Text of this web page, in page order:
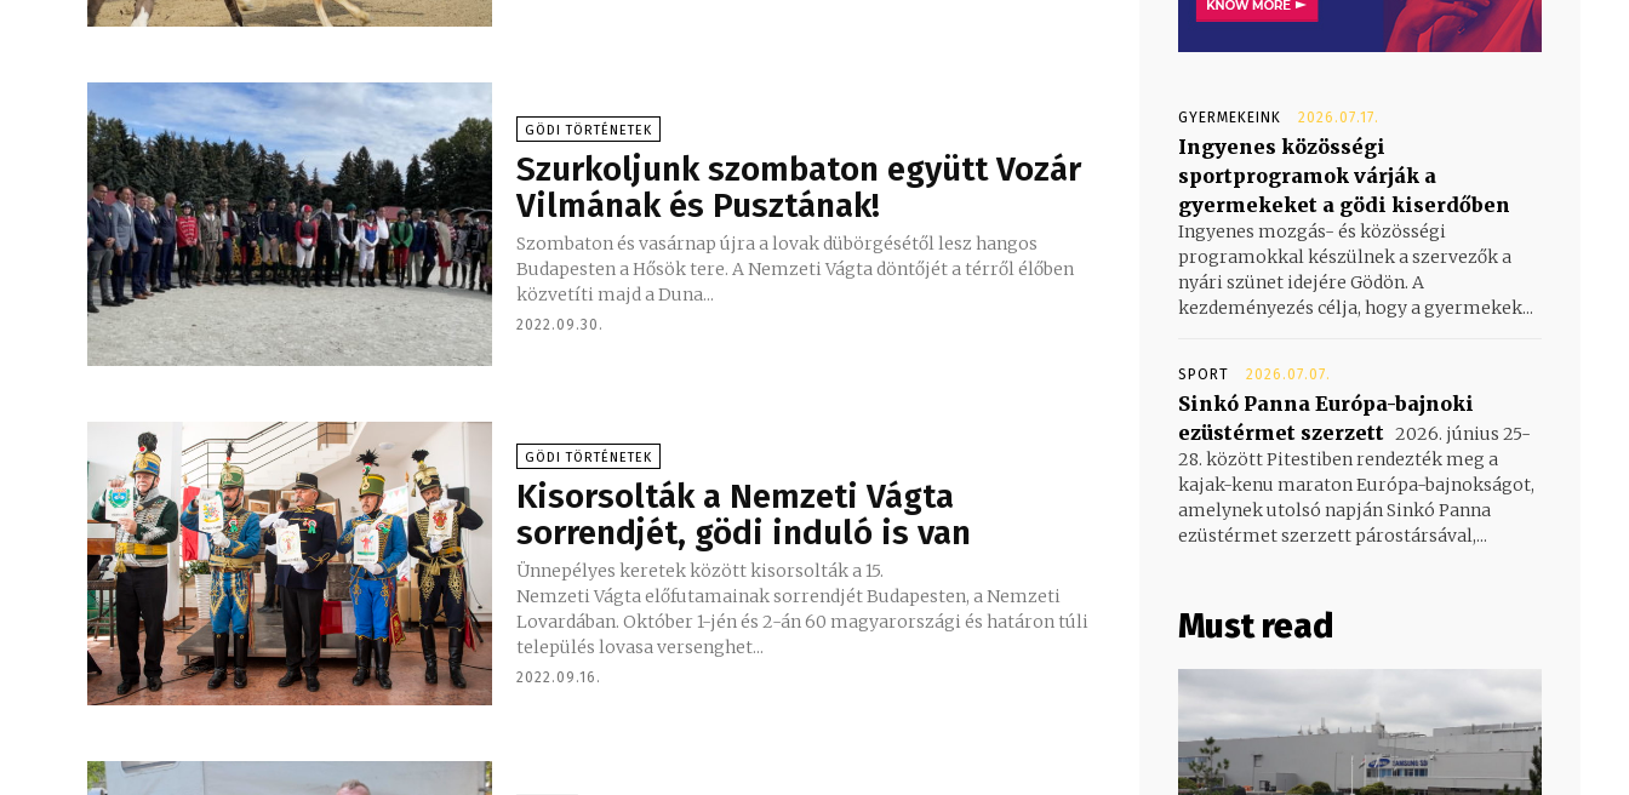
GÖDI TÖRTÉNETEK
Szurkoljunk szombaton együtt Vozár
Vilmának és Pusztának!
Szombaton és vasárnap újra a lovak dübörgésétől lesz hangos
Budapesten a Hősök tere. A Nemzeti Vágta döntőjét a térről élőben
közvetíti majd a Duna...
2022.09.30.
GÖDI TÖRTÉNETEK
Kisorsolták a Nemzeti Vágta
sorrendjét, gödi induló is van
Ünnepélyes keretek között kisorsolták a 15.
Nemzeti Vágta előfutamainak sorrendjét Budapesten, a Nemzeti
Lovardában. Október 1-jén és 2-án 60 magyarországi és határon túli
település lovasa versenghet...
2022.09.16.
GYERMEKEINK 2026.07.17.
Ingyenes közösségi
sportprogramok várják a
gyermekeket a gödi kiserdőben
Ingyenes mozgás- és közösségi
programokkal készülnek a szervezők a
nyári szünet idejére Gödön. A
kezdeményezés célja, hogy a gyermekek...
SPORT 2026.07.07.
Sinkó Panna Európa-bajnoki
ezüstérmet szerzett 2026. június 25-
28. között Pitestiben rendezték meg a
kajak-kenu maraton Európa-bajnokságot,
amelynek utolsó napján Sinkó Panna
ezüstérmet szerzett párostársával,...
Must read